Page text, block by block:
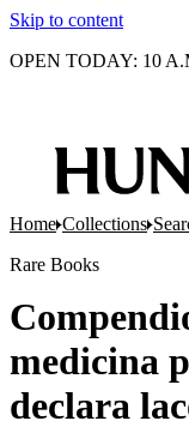
Skip to content
OPEN TODAY: 10
Home Collections
Rare Books
medicina
declara